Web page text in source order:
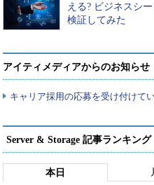
える? ビジネスシ
検証してみた
アイティメディアからのお知らせ
キャリア採用の応募を受け付けて
Server & Storage 記事ランキング
本日